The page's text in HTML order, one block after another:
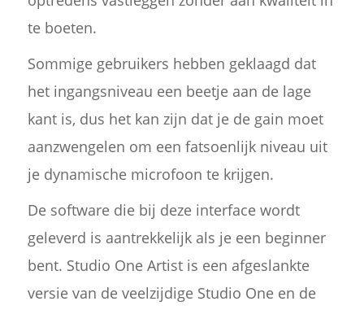
te boeten.
Sommige gebruikers hebben geklaagd dat
het ingangsniveau een beetje aan de lage
kant is, dus het kan zijn dat je de gain moet
aanzwengelen om een fatsoenlijk niveau uit
je dynamische microfoon te krijgen.
De software die bij deze interface wordt
geleverd is aantrekkelijk als je een beginner
bent. Studio One Artist is een afgeslankte
versie van de veelzijdige Studio One en de